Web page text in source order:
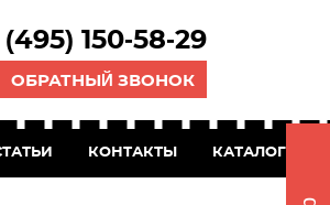
150-58-29
ОБРАТНЫЙ ЗВОНОК
КОНТАКТЫ КАТАЛОГ